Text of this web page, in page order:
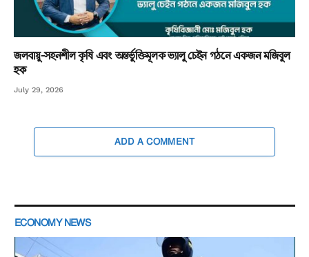
জলবায়ু-সহনশীল কৃষি এবং অন্তর্ভুক্তিমূলক ভ্যালু চেইন গঠনে একজন মজিবুল
হক
July 29, 2026
ADD A COMMENT
ECONOMY NEWS